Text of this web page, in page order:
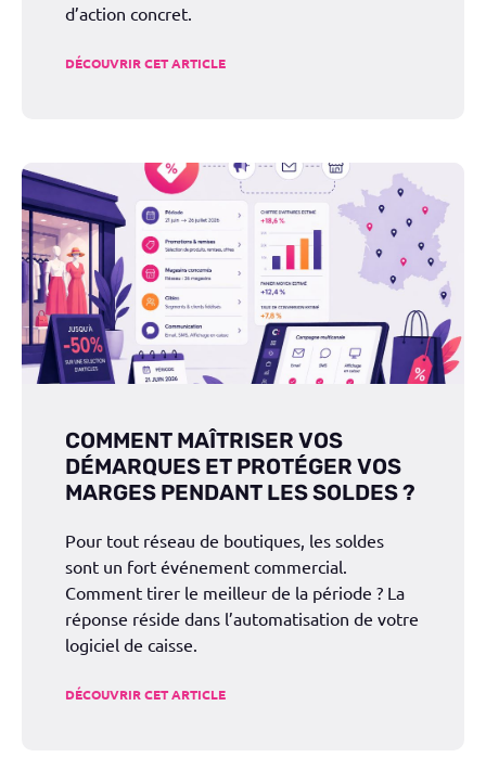
d’action concret.
DÉCOUVRIR CET ARTICLE
COMMENT MAÎTRISER VOS
DÉMARQUES ET PROTÉGER VOS
MARGES PENDANT LES SOLDES ?
Pour tout réseau de boutiques, les soldes
sont un fort événement commercial.
Comment tirer le meilleur de la période ? La
réponse réside dans l’automatisation de votre
logiciel de caisse.
DÉCOUVRIR CET ARTICLE